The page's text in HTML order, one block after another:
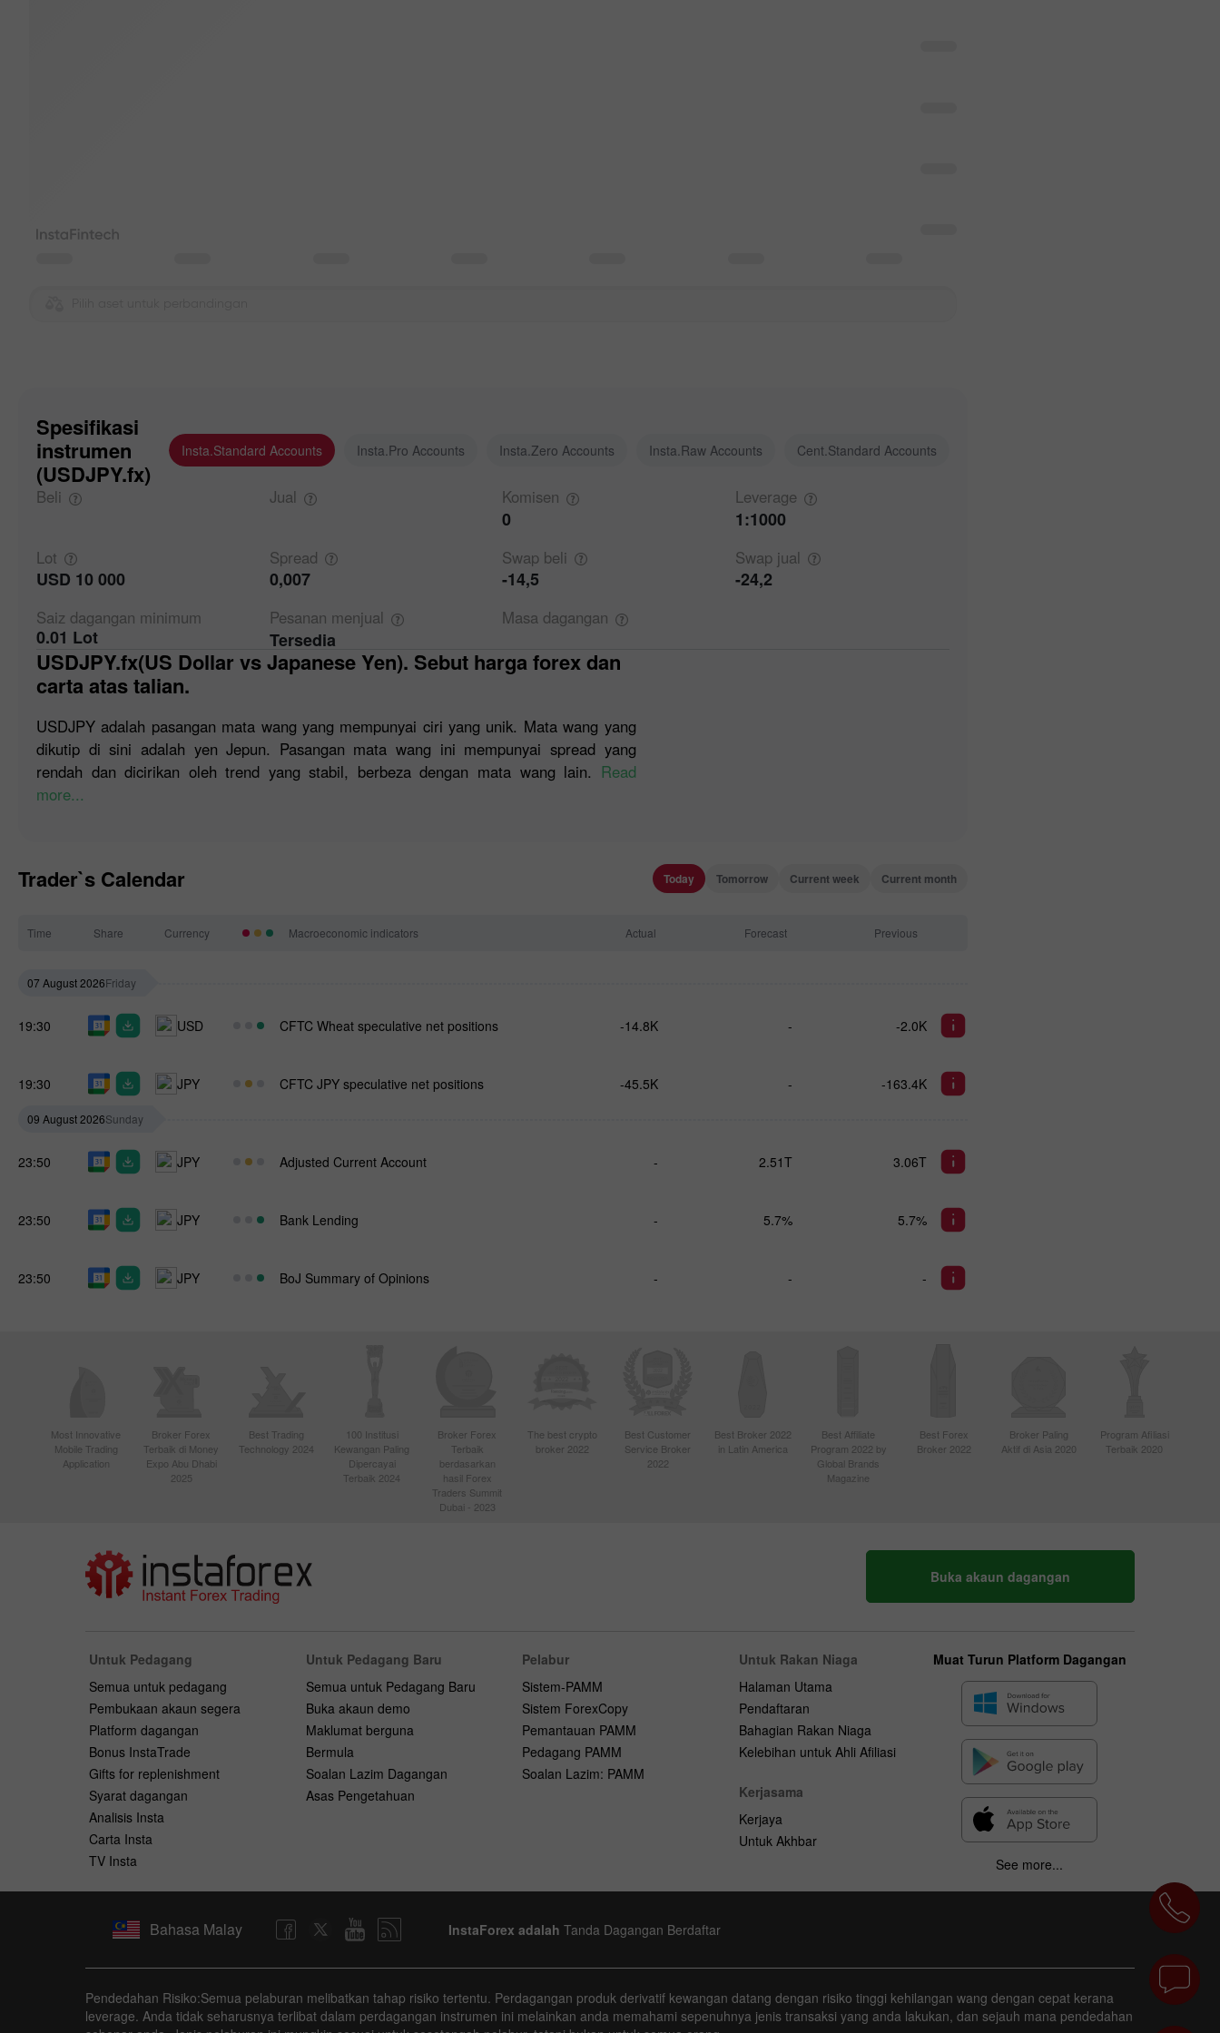
Spesifikasi
instrumen
(USDJPY.fx)
Insta.Standard Accounts Insta.Pro Accounts Insta.Zero Accounts Insta.Raw Accounts Cent.Standard Accounts
Beli Jual Komisen
0
Leverage
1:1000
Lot
USD 10 000
Spread
0,007
Swap beli
-14,5
Swap jual
-24,2
Saiz dagangan minimum
0.01 Lot
Pesanan menjual
Tersedia
Masa dagangan
USDJPY.fx(US Dollar vs Japanese Yen). Sebut harga forex dan
carta atas talian.
USDJPY adalah pasangan mata wang yang mempunyai ciri yang unik. Mata wang yang
dikutip di sini adalah yen Jepun. Pasangan mata wang ini mempunyai spread yang
rendah dan dicirikan oleh trend yang stabil, berbeza dengan mata wang lain. Read
more...
Trader`s Calendar Today Tomorrow Current week Current month
Time Share Currency Macroeconomic indicators Actual Forecast Previous
07 August 2026Friday
19:30 USD CFTC Wheat speculative net positions -14.8K - -2.0K
19:30 JPY CFTC JPY speculative net positions -45.5K - -163.4K
09 August 2026Sunday
23:50 JPY Adjusted Current Account - 2.51T 3.06T
23:50 JPY Bank Lending - 5.7% 5.7%
23:50 JPY BoJ Summary of Opinions - - -
Most Innovative
Mobile Trading
Application
Broker Forex
Terbaik di Money
Expo Abu Dhabi
2025
Best Trading
Technology 2024
100 Institusi
Kewangan Paling
Dipercayai
Terbaik 2024
Broker Forex
Terbaik
berdasarkan
hasil Forex
Traders Summit
Dubai - 2023
The best crypto
broker 2022
Best Customer
Service Broker
2022
Best Broker 2022
in Latin America
Best Affiliate
Program 2022 by
Global Brands
Magazine
Best Forex
Broker 2022
Broker Paling
Aktif di Asia 2020
Program Afiliasi
Terbaik 2020
Buka akaun dagangan
Untuk Pedagang
Semua untuk pedagang
Pembukaan akaun segera
Platform dagangan
Bonus InstaTrade
Gifts for replenishment
Syarat dagangan
Analisis Insta
Carta Insta
TV Insta
Untuk Pedagang Baru
Semua untuk Pedagang Baru
Buka akaun demo
Maklumat berguna
Bermula
Soalan Lazim Dagangan
Asas Pengetahuan
Pelabur
Sistem-PAMM
Sistem ForexCopy
Pemantauan PAMM
Pedagang PAMM
Soalan Lazim: PAMM
Untuk Rakan Niaga
Halaman Utama
Pendaftaran
Bahagian Rakan Niaga
Kelebihan untuk Ahli Afiliasi
Kerjasama
Kerjaya
Untuk Akhbar
Muat Turun Platform Dagangan
See more...
Bahasa Malay InstaForex adalah Tanda Dagangan Berdaftar
Pendedahan Risiko:Semua pelaburan melibatkan tahap risiko tertentu. Perdagangan produk derivatif kewangan datang dengan risiko tinggi kehilangan wang dengan cepat kerana
leverage. Anda tidak seharusnya terlibat dalam perdagangan instrumen ini melainkan anda memahami sepenuhnya jenis transaksi yang anda lakukan, dan sejauh mana pendedahan